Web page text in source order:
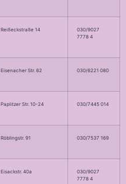
Reißeckstraße 14
030/9027
7778 4
Eisenacher Str. 62 030/6221 080
Paplitzer Str. 10-24 030/7445 014
Röblingstr. 91 030/7537 169
Eisackstr. 40a
030/9027
7778 4